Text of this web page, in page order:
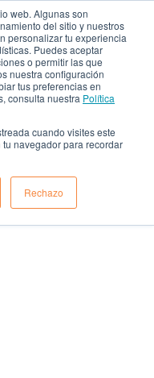
web. Algunas son
del sitio y nuestros
personalizar tu experiencia
Puedes aceptar
o permitir las que
nuestra configuración
tus preferencias en
consulta nuestra Política
cuando visites este
navegador para recordar
Rechazo